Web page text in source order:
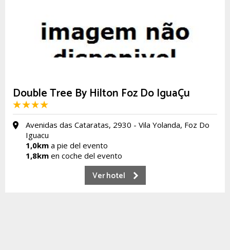
Double Tree By Hilton Foz Do IguaÇu
Avenidas das Cataratas, 2930 - Vila Yolanda, Foz Do
Iguacu
1,0km a pie del evento
1,8km en coche del evento
Ver hotel